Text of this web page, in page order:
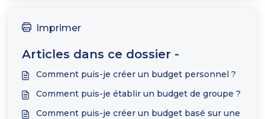
Imprimer
Articles dans ce dossier -
Comment puis-je créer un budget personnel ?
Comment puis-je établir un budget de groupe ?
Comment puis-je créer un budget basé sur une